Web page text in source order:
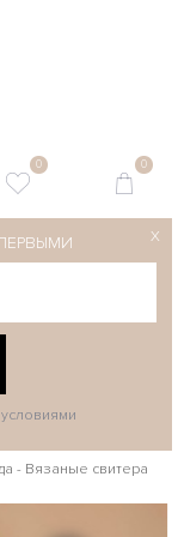
0 0
X
- Вязаные свитера